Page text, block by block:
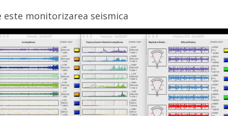
este monitorizarea seismica